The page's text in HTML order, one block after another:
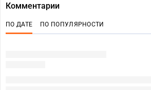
Комментарии
ПО ДАТЕ ПО ПОПУЛЯРНОСТИ